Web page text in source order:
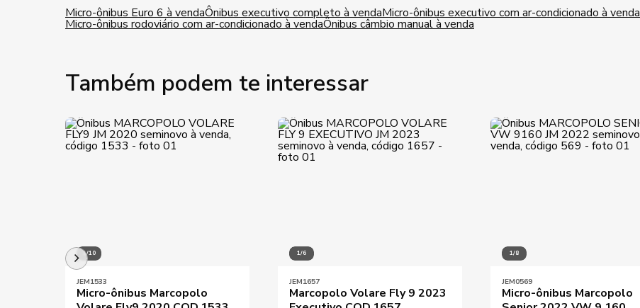
Micro-ônibus Euro 6 à vendaÔnibus executivo completo à vendaMicro-ônibus executivo com ar-condicionado à venda
Micro-ônibus rodoviário com ar-condicionado à vendaÔnibus câmbio manual à venda
Também podem te interessar
1/10
JEM1533
Micro-ônibus Marcopolo
1/6
JEM1657
Marcopolo Volare Fly 9 2023
1/8
JEM0569
Micro-ônibus Marcopolo